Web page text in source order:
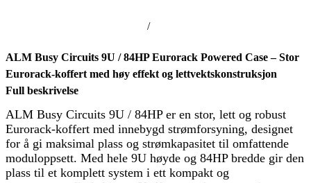
/
ALM Busy Circuits 9U / 84HP Eurorack Powered Case – Stor
Eurorack-koffert med høy effekt og lettvektskonstruksjon
Full beskrivelse
ALM Busy Circuits 9U / 84HP er en stor, lett og robust
Eurorack-koffert med innebygd strømforsyning, designet
for å gi maksimal plass og strømkapasitet til omfattende
moduloppsett. Med hele 9U høyde og 84HP bredde gir den
plass til et komplett system i ett kompakt og